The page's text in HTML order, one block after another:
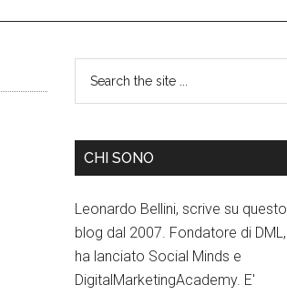
CHI SONO
Leonardo Bellini, scrive su questo
blog dal 2007. Fondatore di DML,
ha lanciato Social Minds e
DigitalMarketingAcademy. E'